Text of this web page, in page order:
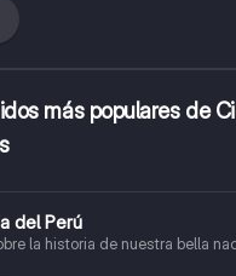
más populares de
Sociales
del Perú
la historia de nuestra bella